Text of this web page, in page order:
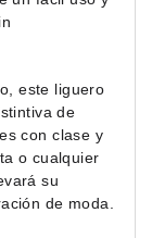
este liguero
de
con clase y
o cualquier
su
de moda.